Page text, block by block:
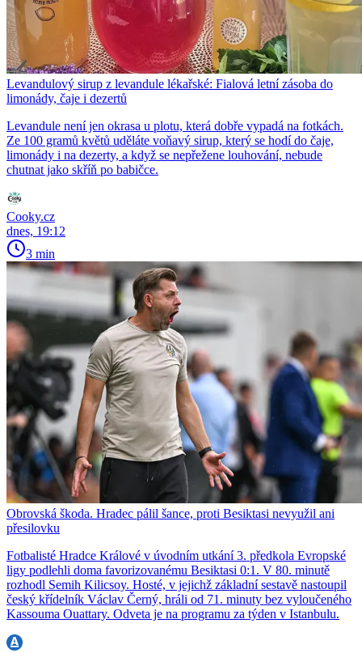
Levandulový sirup z levandule lékařské: Fialová letní zásoba do
limonády, čaje i dezertů
Levandule není jen okrasa u plotu, která dobře vypadá na fotkách.
Ze 100 gramů květů uděláte voňavý sirup, který se hodí do čaje,
limonády i na dezerty, a když se nepřežene louhování, nebude
chutnat jako skříň po babičce.
Cooky.cz
dnes, 19:12
3 min
Obrovská škoda. Hradec pálil šance, proti Besiktasi nevyužil ani
přesilovku
Fotbalisté Hradce Králové v úvodním utkání 3. předkola Evropské
ligy podlehli doma favorizovanému Besiktasi 0:1. V 80. minutě
rozhodl Semih Kilicsoy. Hosté, v jejichž základní sestavě nastoupil
český křídelník Václav Černý, hráli od 71. minuty bez vyloučeného
Kassouma Ouattary. Odveta je na programu za týden v Istanbulu.